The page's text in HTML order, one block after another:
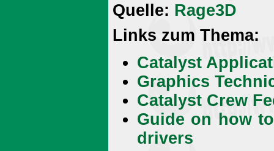
Quelle: Rage3D
Links zum Thema:
Catalyst
Graphics
Catalyst Crew
Guide on how
drivers